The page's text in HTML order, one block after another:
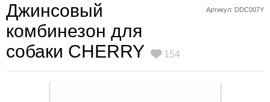
Артикул: DDC007Y
Джинсовый
комбинезон для
собаки CHERRY
154